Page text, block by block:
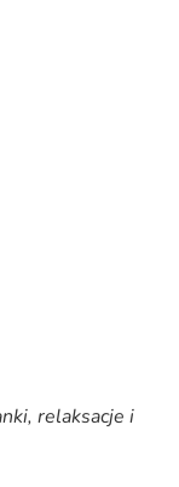
relaksacje i